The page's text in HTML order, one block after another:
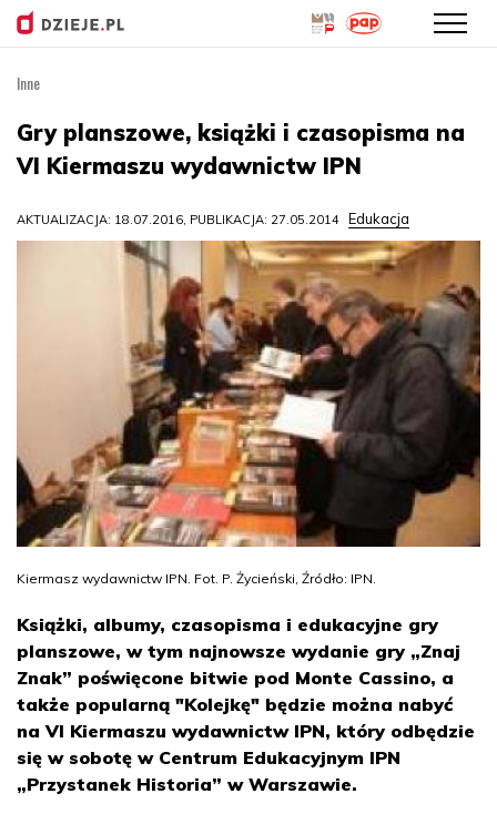
treści
Inne
Gry planszowe, książki i czasopisma na
VI Kiermaszu wydawnictw IPN
AKTUALIZACJA: 18.07.2016, PUBLIKACJA: 27.05.2014 Edukacja
Kiermasz wydawnictw IPN. Fot. P. Życieński, Źródło: IPN.
Książki, albumy, czasopisma i edukacyjne gry
planszowe, w tym najnowsze wydanie gry „Znaj
Znak” poświęcone bitwie pod Monte Cassino, a
także popularną "Kolejkę" będzie można nabyć
na VI Kiermaszu wydawnictw IPN, który odbędzie
się w sobotę w Centrum Edukacyjnym IPN
„Przystanek Historia” w Warszawie.